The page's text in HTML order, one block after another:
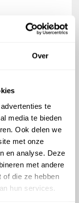
Over
te
media te bieden
Ook delen we
met onze
en analyse. Deze
met andere
of die ze hebben
hun services.
transport